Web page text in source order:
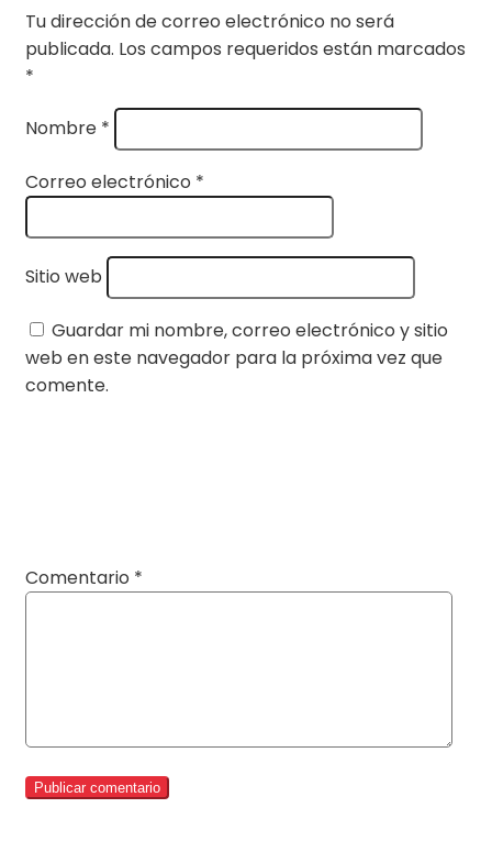
Tu dirección de correo electrónico no será
publicada. Los campos requeridos están marcados
*
Nombre *
Correo electrónico *
Sitio web
Guardar mi nombre, correo electrónico y sitio
web en este navegador para la próxima vez que
comente.
Comentario *